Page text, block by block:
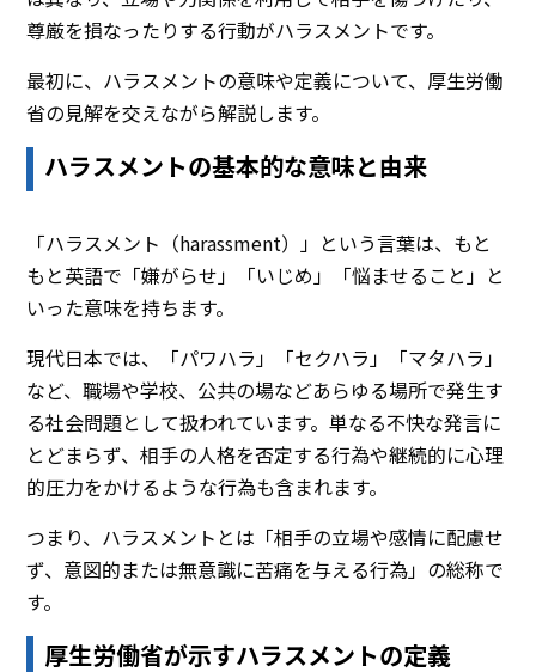
尊厳を損なったりする行動がハラスメントです。
最初に、ハラスメントの意味や定義について、厚生労働
省の見解を交えながら解説します。
ハラスメントの基本的な意味と由来
「ハラスメント（harassment）」という言葉は、もと
もと英語で「嫌がらせ」「いじめ」「悩ませること」と
いった意味を持ちます。
現代日本では、「パワハラ」「セクハラ」「マタハラ」
など、職場や学校、公共の場などあらゆる場所で発生す
る社会問題として扱われています。単なる不快な発言に
とどまらず、相手の人格を否定する行為や継続的に心理
的圧力をかけるような行為も含まれます。
つまり、ハラスメントとは「相手の立場や感情に配慮せ
ず、意図的または無意識に苦痛を与える行為」の総称で
す。
厚生労働省が示すハラスメントの定義